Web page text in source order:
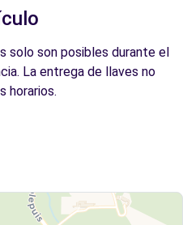
solo son posibles durante el
La entrega de llaves no
horarios.